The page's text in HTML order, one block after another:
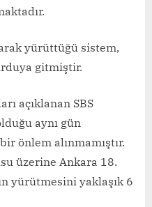
yürüttüğü sistem,
gitmiştir.
açıklanan SBS
aynı gün
önlem alınmamıştır.
üzerine Ankara 18.
yürütmesini yaklaşık 6